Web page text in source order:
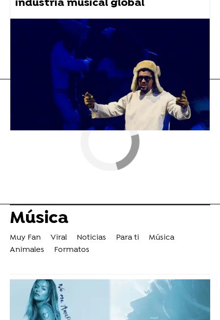
industria musical global
Bad Bunny
» Música
Música
Muy Fan Viral Noticias Para ti
Música
Animales
Formatos